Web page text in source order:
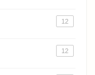
12
12